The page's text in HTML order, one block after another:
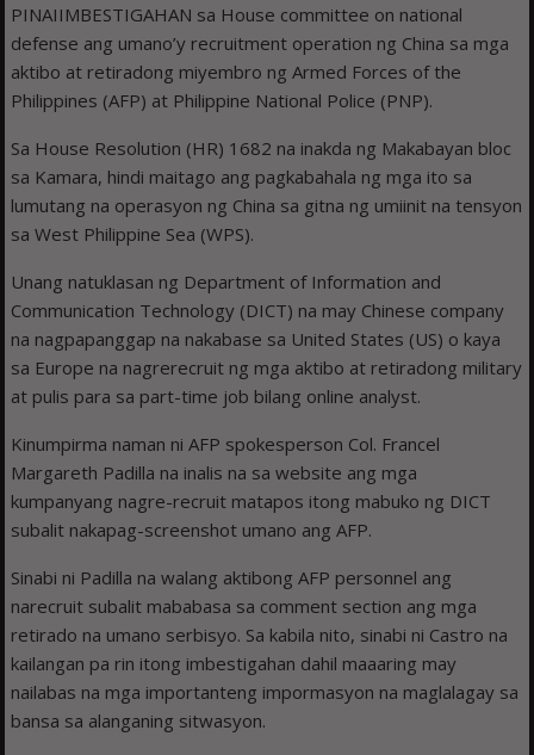
PINAIIMBESTIGAHAN sa House committee on national
defense ang umano’y recruitment operation ng China sa mga
aktibo at retiradong miyembro ng Armed Forces of the
Philippines (AFP) at Philippine National Police (PNP).
Sa House Resolution (HR) 1682 na inakda ng Makabayan bloc
sa Kamara, hindi maitago ang pagkabahala ng mga ito sa
lumutang na operasyon ng China sa gitna ng umiinit na tensyon
sa West Philippine Sea (WPS).
Unang natuklasan ng Department of Information and
Communication Technology (DICT) na may Chinese company
na nagpapanggap na nakabase sa United States (US) o kaya
sa Europe na nagrerecruit ng mga aktibo at retiradong military
at pulis para sa part-time job bilang online analyst.
Kinumpirma naman ni AFP spokesperson Col. Francel
Margareth Padilla na inalis na sa website ang mga
kumpanyang nagre-recruit matapos itong mabuko ng DICT
subalit nakapag-screenshot umano ang AFP.
Sinabi ni Padilla na walang aktibong AFP personnel ang
narecruit subalit mababasa sa comment section ang mga
retirado na umano serbisyo. Sa kabila nito, sinabi ni Castro na
kailangan pa rin itong imbestigahan dahil maaaring may
nailabas na mga importanteng impormasyon na maglalagay sa
bansa sa alanganing sitwasyon.